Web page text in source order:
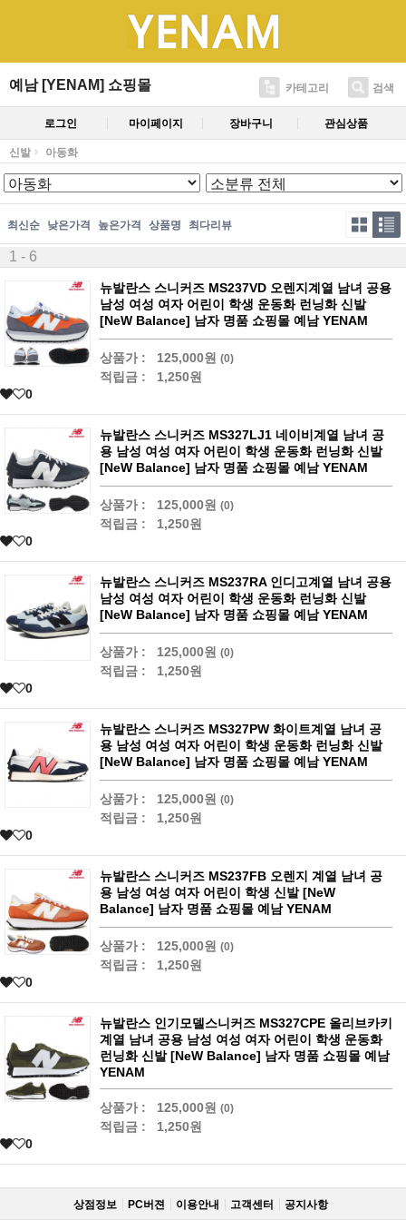
예남 [YENAM] 쇼핑몰 카테고리 검색
로그인 마이페이지 장바구니 관심상품
신발 아동화
최신순 낮은가격 높은가격 상품명 최다리뷰
1 - 6
뉴발란스 스니커즈 MS237VD 오렌지계열 남녀 공용
남성 여성 여자 어린이 학생 운동화 런닝화 신발
[NeW Balance] 남자 명품 쇼핑몰 예남 YENAM
상품가 : 125,000원 (0)
적립금 :
1,250원
0
뉴발란스 스니커즈 MS327LJ1 네이비계열 남녀 공
용 남성 여성 여자 어린이 학생 운동화 런닝화 신발
[NeW Balance] 남자 명품 쇼핑몰 예남 YENAM
상품가 : 125,000원 (0)
적립금 :
1,250원
0
뉴발란스 스니커즈 MS237RA 인디고계열 남녀 공용
남성 여성 여자 어린이 학생 운동화 런닝화 신발
[NeW Balance] 남자 명품 쇼핑몰 예남 YENAM
상품가 : 125,000원 (0)
적립금 :
1,250원
0
뉴발란스 스니커즈 MS327PW 화이트계열 남녀 공
용 남성 여성 여자 어린이 학생 운동화 런닝화 신발
[NeW Balance] 남자 명품 쇼핑몰 예남 YENAM
상품가 : 125,000원 (0)
적립금 :
1,250원
0
뉴발란스 스니커즈 MS237FB 오렌지 계열 남녀 공
용 남성 여성 여자 어린이 학생 신발 [NeW
Balance] 남자 명품 쇼핑몰 예남 YENAM
상품가 : 125,000원 (0)
적립금 :
1,250원
0
뉴발란스 인기모델스니커즈 MS327CPE 올리브카키
계열 남녀 공용 남성 여성 여자 어린이 학생 운동화
런닝화 신발 [NeW Balance] 남자 명품 쇼핑몰 예남
YENAM
상품가 : 125,000원 (0)
적립금 :
1,250원
0
상점정보 PC버젼 이용안내 고객센터 공지사항